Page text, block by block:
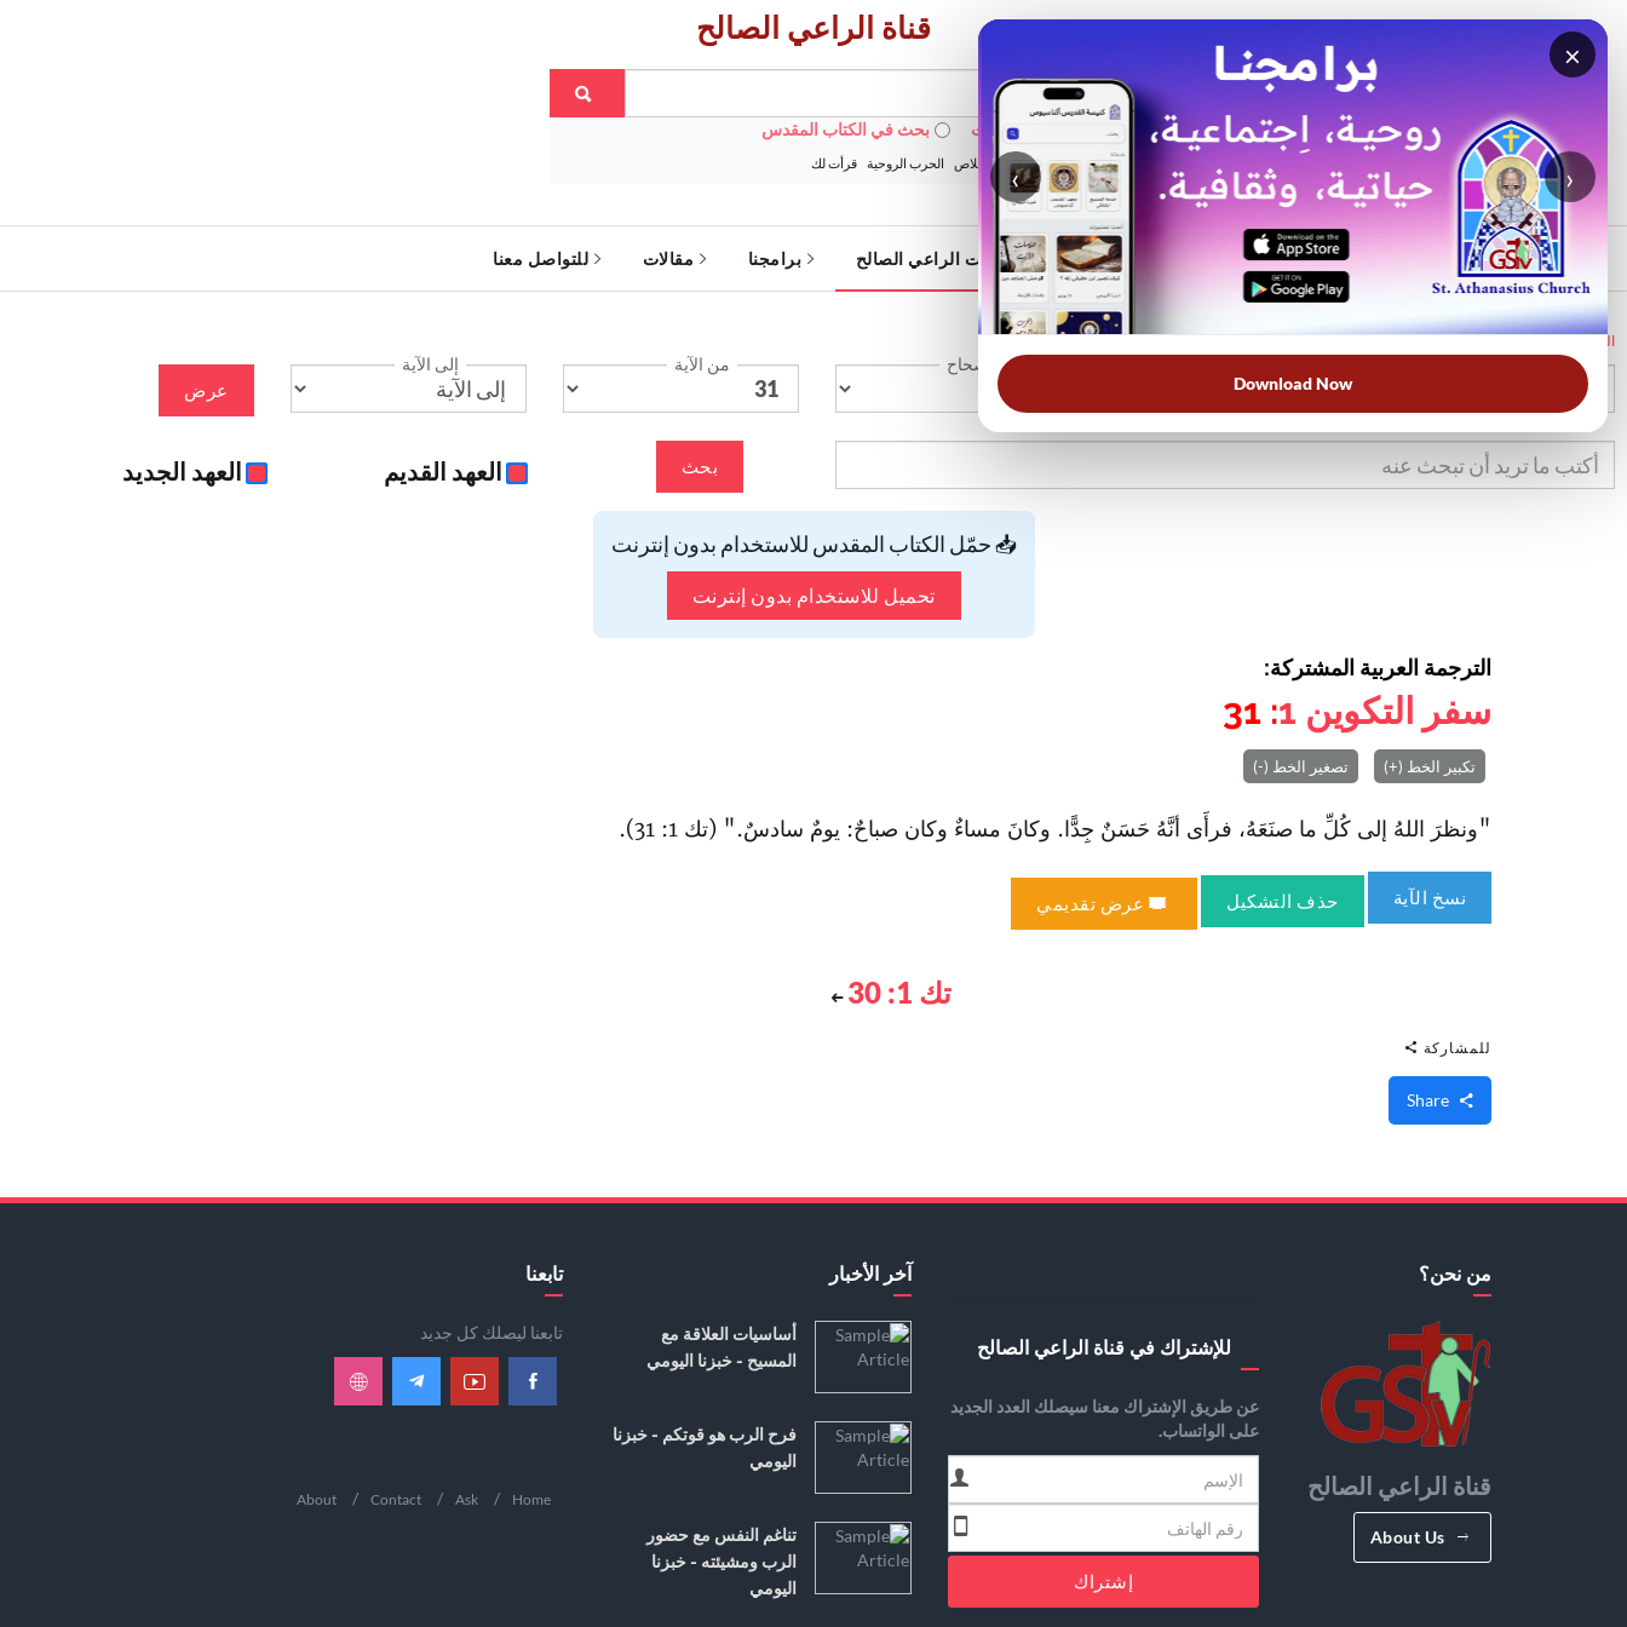
×
‹ ›
Download Now
قناة الراعي الصالح
بحث في الويبسايت بحث في الكتاب المقدس
الأكثر بحثًا: خبزنا اليومي الخلاص الحرب الروحية قرأت لك
الرئيسية خدمات الراعي الصالح برامجنا مقالات للتواصل معنا
الرئيسية
الإصحاح من الآية إلى الآية
عرض
بحث العهد القديم العهد الجديد
📥 حمّل الكتاب المقدس للاستخدام بدون إنترنت
تحميل للاستخدام بدون إنترنت
الترجمة العربية المشتركة:
سفر التكوين 1
: 31
تكبير الخط (+) تصغير الخط (-)
"ونظرَ اللهُ إلى كُلِّ ما صنَعَهُ، فرأَى أنَّهُ حَسَنٌ جِدًّا. وكانَ مساءٌ وكان صباحٌ: يومٌ سادسٌ." (تك 1: 31).
نسخ الآية حذف التشكيل عرض تقديمي
تك 1: 30
للمشاركة
من نحن؟
قناة الراعي الصالح
About Us
للإشتراك في قناة الراعي الصالح
عن طريق الإشتراك معنا سيصلك العدد الجديد
على الواتساب.
إشتراك
آخر الأخبار
أساسيات العلاقة مع
المسيح - خبزنا اليومي
فرح الرب هو قوتكم - خبزنا
اليومي
تناغم النفس مع حضور
الرب ومشيئته - خبزنا
اليومي
تابعنا
تابعنا ليصلك كل جديد
Home
Ask
Contact
About